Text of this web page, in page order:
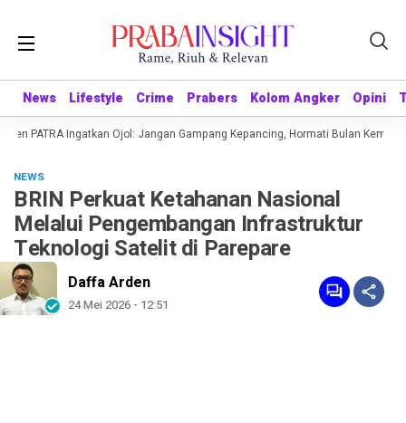
News Lifestyle Crime Prabers Kolom Angker Opini
News Lifestyle Crime Prabers Kolom Angker Opini
PATRA Ingatkan Ojol: Jangan Gampang Kepancing, Hormati Bulan
NEWS
BRIN Perkuat Ketahanan Nasional
Melalui Pengembangan Infrastruktur
Teknologi Satelit di Parepare
Daffa Arden
24 Mei 2026 - 12:51